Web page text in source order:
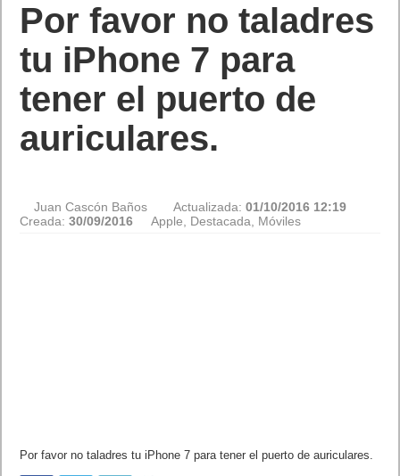
Por favor no taladres
tu iPhone 7 para
tener el puerto de
auriculares.
Juan Cascón Baños Actualizada:01/10/2016 12:19
Creada:30/09/2016 Apple ,Destacada ,Móviles
Por favor no taladres tu iPhone 7 para tener el puerto de